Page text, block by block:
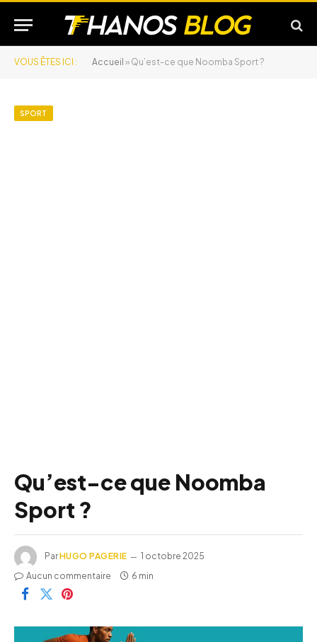
VOUS ÊTES ICI : Accueil » Qu’est-ce que Noomba Sport ?
SPORT
Qu’est-ce que Noomba
Sport ?
ParHUGO PAGERIE
1 octobre 2025
Aucun commentaire
6 min